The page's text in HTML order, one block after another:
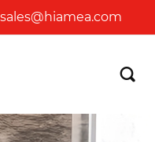
sales@hiamea.com
